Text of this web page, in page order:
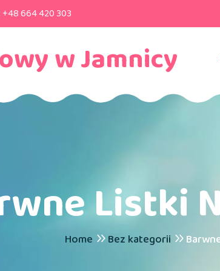
+48 664 420 303
w Jamnicy
Listki
Home Bez kategorii